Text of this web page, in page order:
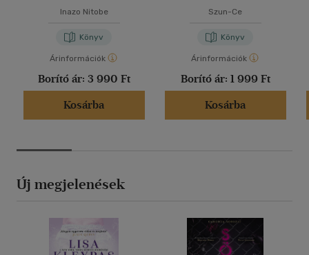
Inazo Nitobe
Könyv
Árinformációk
Borító ár: 3 990 Ft
Kosárba
Szun-Ce
Könyv
Árinformációk
Borító ár: 1 999 Ft
Kosárba
Új megjelenések